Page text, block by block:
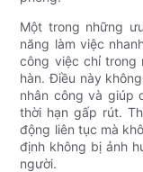
Một trong những
năng làm việc
công việc chỉ trong
hàn. Điều này
nhân công và giúp
thời hạn gấp rút.
động liên tục mà
định không bị ảnh
người.